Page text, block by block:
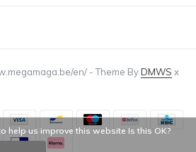
en/ - Theme ByDMWS x
help us improve this website Is this OK?